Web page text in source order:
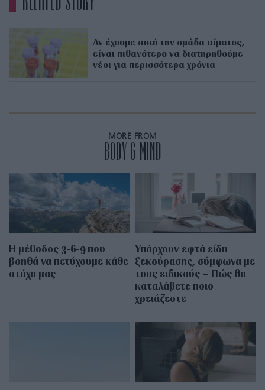
Αν έχουμε αυτή την ομάδα αίματος,
είναι πιθανότερο να διατηρηθούμε
νέοι για περισσότερα χρόνια
MORE FROM
BODY & MIND
Η μέθοδος 3-6-9 που
βοηθά να πετύχουμε κάθε
στόχο μας
Υπάρχουν εφτά είδη
ξεκούρασης, σύμφωνα με
τους ειδικούς – Πώς θα
καταλάβετε ποιο
χρειάζεστε